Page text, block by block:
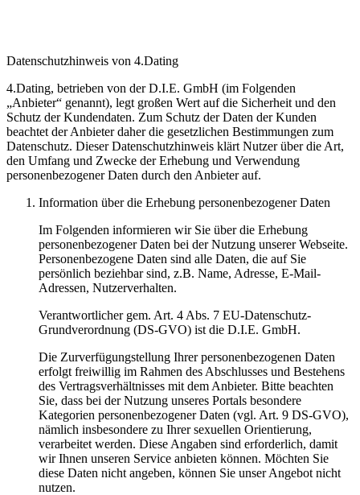
Datenschutzhinweis von 4.Dating
4.Dating, betrieben von der D.I.E. GmbH (im Folgenden
„Anbieter“ genannt), legt großen Wert auf die Sicherheit und den
Schutz der Kundendaten. Zum Schutz der Daten der Kunden
beachtet der Anbieter daher die gesetzlichen Bestimmungen zum
Datenschutz. Dieser Datenschutzhinweis klärt Nutzer über die Art,
den Umfang und Zwecke der Erhebung und Verwendung
personenbezogener Daten durch den Anbieter auf.
Information über die Erhebung personenbezogener Daten
Im Folgenden informieren wir Sie über die Erhebung
personenbezogener Daten bei der Nutzung unserer Webseite.
Personenbezogene Daten sind alle Daten, die auf Sie
persönlich beziehbar sind, z.B. Name, Adresse, E-Mail-
Adressen, Nutzerverhalten.
Verantwortlicher gem. Art. 4 Abs. 7 EU-Datenschutz-
Grundverordnung (DS-GVO) ist die D.I.E. GmbH.
Die Zurverfügungstellung Ihrer personenbezogenen Daten
erfolgt freiwillig im Rahmen des Abschlusses und Bestehens
des Vertragsverhältnisses mit dem Anbieter. Bitte beachten
Sie, dass bei der Nutzung unseres Portals besondere
Kategorien personenbezogener Daten (vgl. Art. 9 DS-GVO),
nämlich insbesondere zu Ihrer sexuellen Orientierung,
verarbeitet werden. Diese Angaben sind erforderlich, damit
wir Ihnen unseren Service anbieten können. Möchten Sie
diese Daten nicht angeben, können Sie unser Angebot nicht
nutzen.